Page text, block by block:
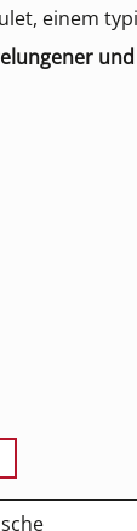
einem